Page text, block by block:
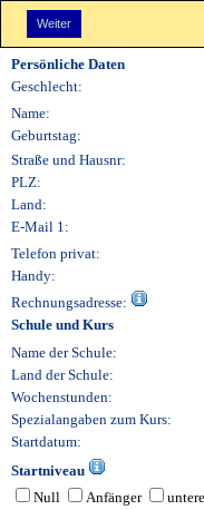
Kundendaten: (Anonymous
Persönliche Daten
Geschlecht:
Name:
Geburtstag:
Straße und Hausnr:
PLZ:
Land:
E-Mail 1:
Telefon privat:
Handy:
Rechnungsadresse:
Schule und Kurs
Name der Schule:
Land der Schule:
Wochenstunden:
Spezialangaben zum Kurs:
Startdatum:
Startniveau
Null
Anfänger